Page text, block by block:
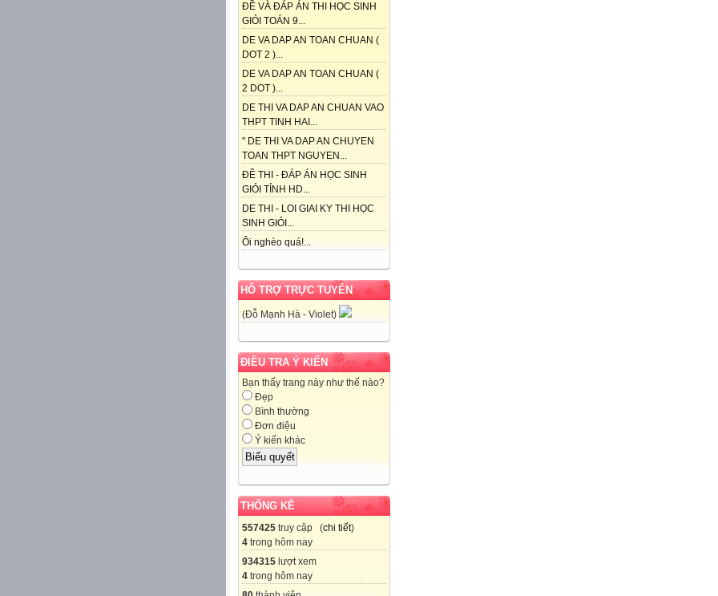
ĐỀ VÀ ĐÁP ÁN THI HỌC SINH
GIỎI TOÁN 9...
DE VA DAP AN TOAN CHUAN (
DOT 2 )...
DE VA DAP AN TOAN CHUAN (
2 DOT )...
DE THI VA DAP AN CHUAN VAO
THPT TINH HAI...
" DE THI VA DAP AN CHUYEN
TOAN THPT NGUYEN...
ĐỀ THI - ĐÁP ÁN HỌC SINH
GIỎI TỈNH HD...
DE THI - LOI GIAI KY THI HỌC
SINH GIỎI...
Ôi nghèo quá!...
HỖ TRỢ TRỰC TUYẾN
(Đỗ Mạnh Hà - Violet)
ĐIỀU TRA Ý KIẾN
Bạn thấy trang này như thế nào?
Đẹp
Bình thường
Đơn điệu
Ý kiến khác
THỐNG KÊ
557425 truy cập (chi tiết)
4 trong hôm nay
934315 lượt xem
4 trong hôm nay